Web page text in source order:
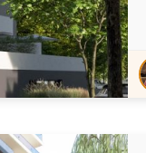
SudRezidential.ro
personal